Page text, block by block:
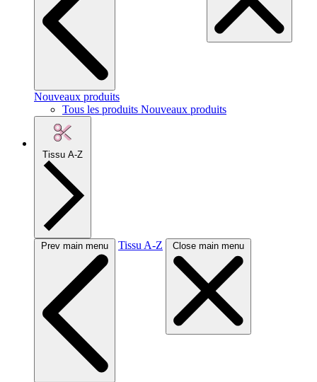
Nouveaux produits
Tous les produits Nouveaux produits
Tissu A-Z
Prev main menu Tissu A-Z Close main menu